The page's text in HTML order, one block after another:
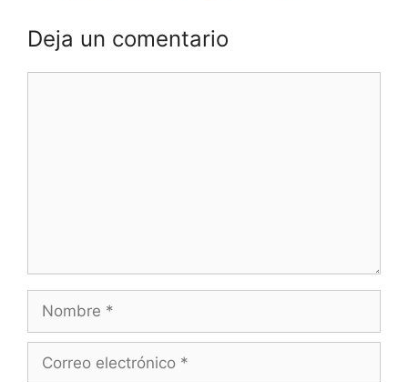
Deja un comentario
Nombre
Correo